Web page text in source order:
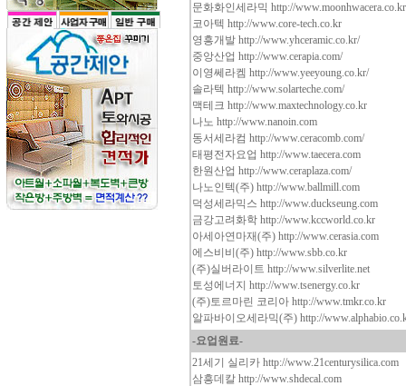
문화화인세라믹 http://www.moonhwacera.co.kr
코아텍 http://www.core-tech.co.kr
영흥개발 http://www.yhceramic.co.kr/
중앙산업 http://www.cerapia.com/
이영쎄라켐 http://www.yeeyoung.co.kr/
솔라텍 http://www.solarteche.com/
맥테크 http://www.maxtechnology.co.kr
나노 http://www.nanoin.com
동서세라컴 http://www.ceracomb.com/
태평전자요업 http://www.taecera.com
한원산업 http://www.ceraplaza.com/
나노인텍(주) http://www.ballmill.com
덕성세라믹스 http://www.duckseung.com
금강고려화학 http://www.kccworld.co.kr
아세아연마재(주) http://www.cerasia.com
에스비비(주) http://www.sbb.co.kr
(주)실버라이트 http://www.silverlite.net
토성에너지 http://www.tsenergy.co.kr
(주)토르마린 코리아 http://www.tmkr.co.kr
알파바이오세라믹(주) http://
-요업원료-
21세기 실리카 http://www.21centurysilica.com
삼흥데칼 http://www.shdecal.com